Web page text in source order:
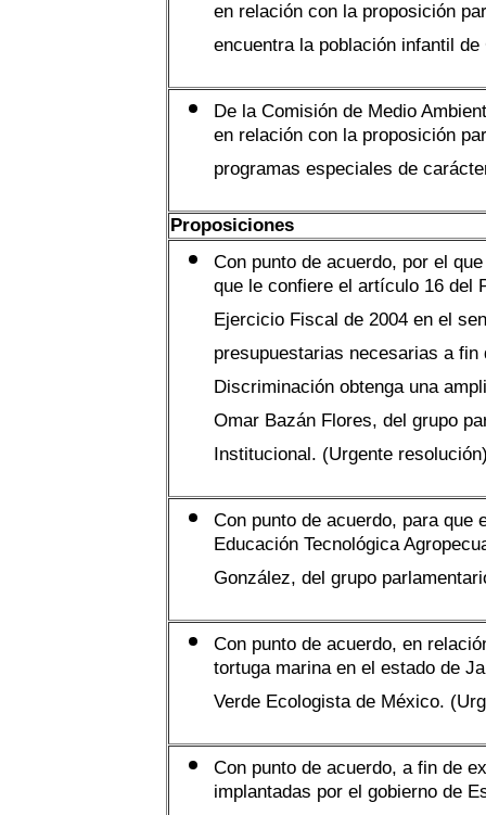
en relación con la proposición
encuentra la población infantil
De la Comisión de Medio
en relación con la proposición
programas especiales de
Proposiciones
Con punto de acuerdo, por el
que le confiere el artículo 16 del
Ejercicio Fiscal de 2004 en el
presupuestarias necesarias a
Discriminación obtenga una
Omar Bazán Flores, del grupo
Institucional. (Urgente
Con punto de acuerdo, para que
Educación Tecnológica
González, del grupo
Con punto de acuerdo, en
tortuga marina en el estado de
Verde Ecologista de México.
Con punto de acuerdo, a fin de
implantadas por el gobierno de